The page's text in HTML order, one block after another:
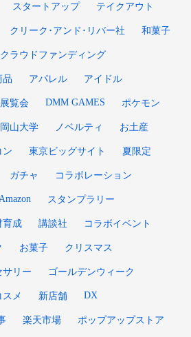
スタートアップ テイクアウト
クリーク･アンド･リバー社 和菓子
クラウドファンディング
品 アパレル アイドル
展覧会 DMM GAMES ポケモン
岡山大学 ノベルティ お土産
ン 東京ビッグサイト 夏限定
ガチャ コラボレーション
Amazon スタンプラリー
育成 講談社 コラボイベント
お菓子 クリスマス
サリー ゴールデンウィーク
メ 新店舗 DX
楽天市場 ポップアップストア